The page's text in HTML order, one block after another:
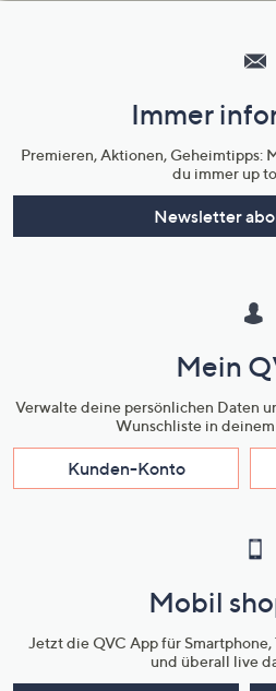
Immer
Premieren, Aktionen, Geheimtipps:
du immer up
Newsletter
Mein
Verwalte deine persönlichen Daten
Wunschliste in
Kunden-Konto
Mobil
Jetzt die QVC App für
und überall live